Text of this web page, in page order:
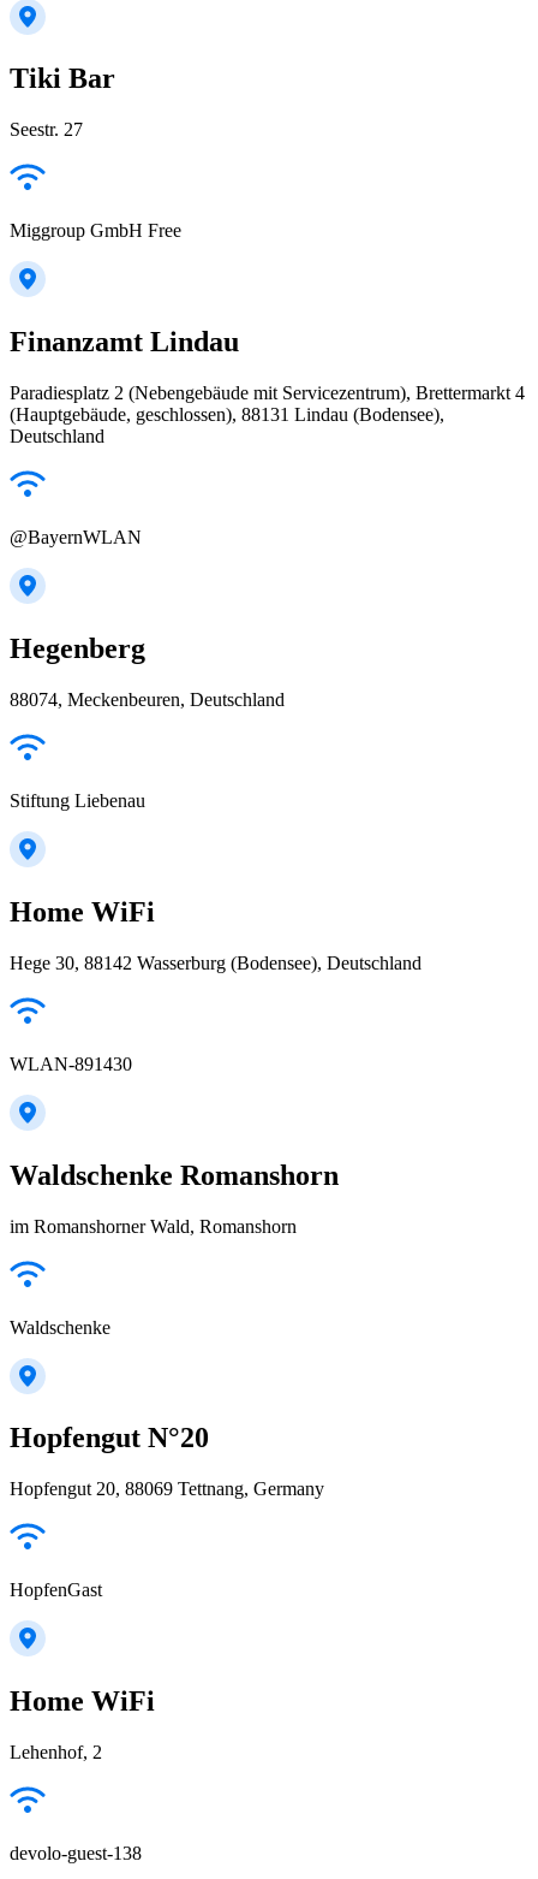
Tiki Bar
Seestr. 27
Miggroup GmbH Free
Finanzamt Lindau
Paradiesplatz 2 (Nebengebäude mit Servicezentrum), Brettermarkt 4
(Hauptgebäude, geschlossen), 88131 Lindau (Bodensee),
Deutschland
@BayernWLAN
Hegenberg
88074, Meckenbeuren, Deutschland
Stiftung Liebenau
Home WiFi
Hege 30, 88142 Wasserburg (Bodensee), Deutschland
WLAN-891430
Waldschenke Romanshorn
im Romanshorner Wald, Romanshorn
Waldschenke
Hopfengut N°20
Hopfengut 20, 88069 Tettnang, Germany
HopfenGast
Home WiFi
Lehenhof, 2
devolo-guest-138